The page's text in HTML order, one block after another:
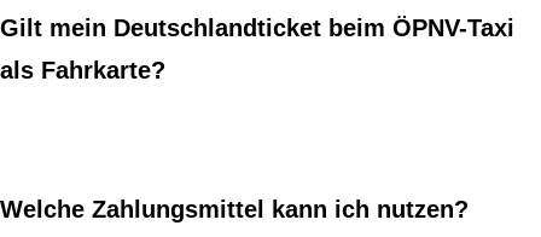
Gilt mein Deutschlandticket beim ÖPNV-Taxi
als Fahrkarte?
Welche Zahlungsmittel kann ich nutzen?